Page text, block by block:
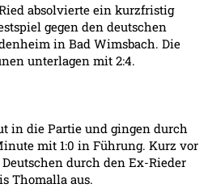
absolvierte ein kurzfristig
gegen den deutschen
in Bad Wimsbach. Die
unterlagen mit 2:4.
in die Partie und gingen durch
mit 1:0 in Führung. Kurz vor
durch den Ex-Rieder
Thomalla aus.